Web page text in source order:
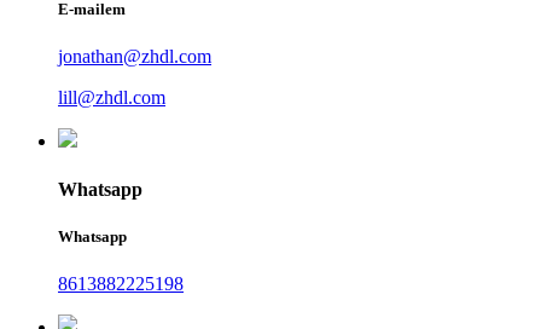
E-mailem
jonathan@zhdl.com
lill@zhdl.com
Whatsapp
Whatsapp
8613882225198